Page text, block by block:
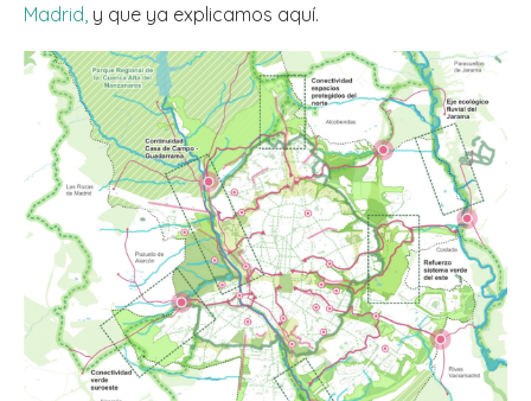
Madrid, y que ya explicamos aquí.